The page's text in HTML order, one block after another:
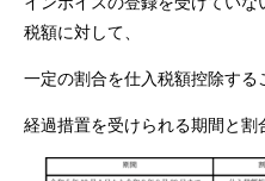
税額に対して、
一定の割合を仕入税額控除する
経過措置を受けられる期間と割